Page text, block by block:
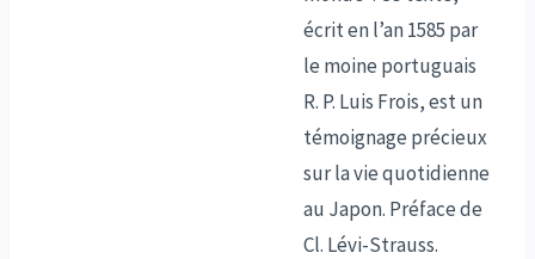
écrit en l’an 1585 par
le moine portuguais
R. P. Luis Frois, est un
témoignage précieux
sur la vie quotidienne
au Japon. Préface de
Cl. Lévi-Strauss.